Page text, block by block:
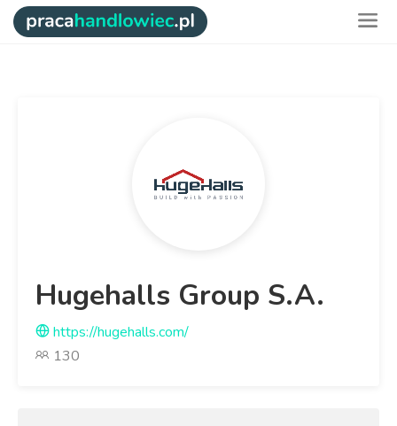
Hugehalls Group S.A.
https://hugehalls.com/
130